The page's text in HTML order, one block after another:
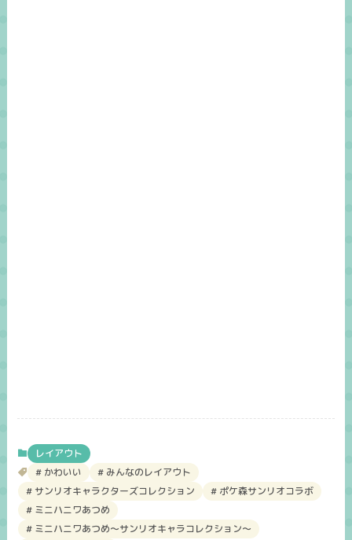
レイアウト
かわいい
みんなのレイアウト
サンリオキャラクターズコレクション
ポケ森サンリオコラボ
ミニハニワあつめ
ミニハニワあつめ～サンリオキャラコレクション～